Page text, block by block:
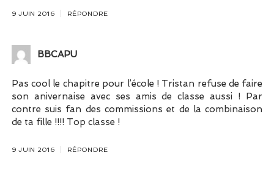
9 JUIN 2016 RÉPONDRE
BBCAPU
Pas cool le chapitre pour l’école ! Tristan refuse de faire
son anivernaise avec ses amis de classe aussi ! Par
contre suis fan des commissions et de la combinaison
de ta fille !!!! Top classe !
9 JUIN 2016 RÉPONDRE